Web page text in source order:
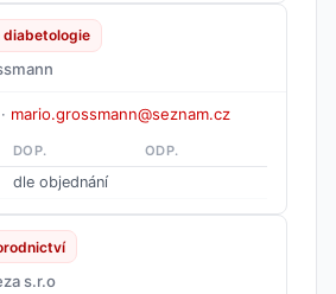
diabetologie
· mario.grossmann@seznam.cz
DOP. ODP.
dle objednání
s.r.o